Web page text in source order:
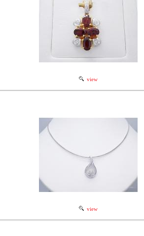
view
view